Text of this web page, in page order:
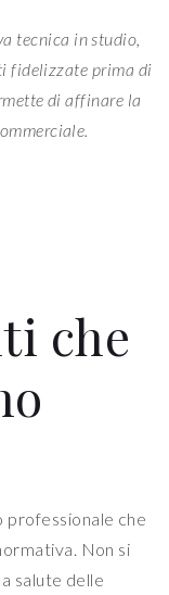
tecnica in studio,
fidelizzate prima di
di affinare la
che
professionale che
Non si
salute delle